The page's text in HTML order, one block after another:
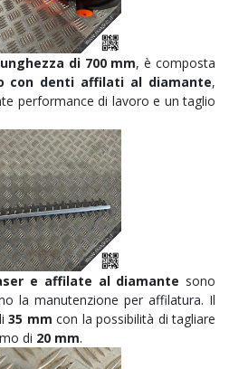
di 700 mm, è composta
con denti affilati al diamante,
performance di lavoro e un taglio
e affilate al diamante sono
la manutenzione per affilatura. Il
35 mm con la possibilità di tagliare
di 20 mm.